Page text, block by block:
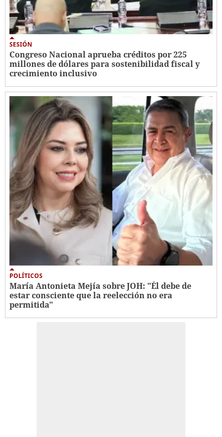
SESIÓN
Congreso Nacional aprueba créditos por 225
millones de dólares para sostenibilidad fiscal y
crecimiento inclusivo
POLÍTICOS
María Antonieta Mejía sobre JOH: "Él debe de
estar consciente que la reelección no era
permitida"